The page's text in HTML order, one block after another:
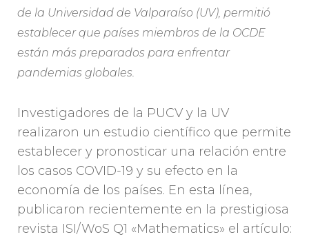
de la Universidad de Valparaíso (UV), permitió
establecer que países miembros de la OCDE
están más preparados para enfrentar
pandemias globales.
Investigadores de la PUCV y la UV
realizaron un estudio científico que permite
establecer y pronosticar una relación entre
los casos COVID-19 y su efecto en la
economía de los países. En esta línea,
publicaron recientemente en la prestigiosa
revista ISI/WoS Q1 «Mathematics» el artículo: